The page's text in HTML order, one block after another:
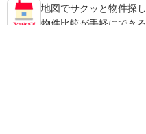
地図でサクッと物件探し
物件比較が手軽にできる